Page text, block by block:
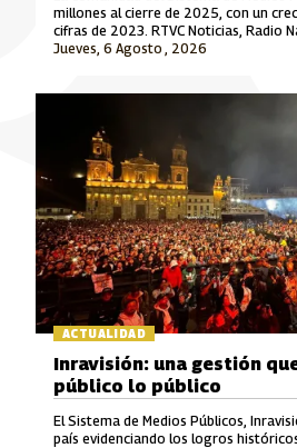
Jueves, 6 Agosto , 2026
millones al cierre de 2025, con un
cifras de 2023. RTVC Noticias, Radio
Señal Colombia son las marcas que
ACTUALIDAD
Inravisión: una gestión
público lo público
El Sistema de Medios Públicos,
país evidenciando los logros